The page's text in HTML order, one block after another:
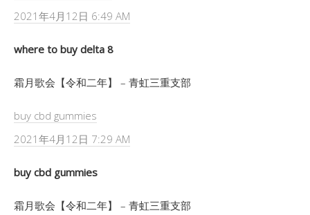
2021年4月12日 6:49 AM
where to buy delta 8
霜月歌会【令和二年】 – 青虹三重支部
buy cbd gummies
2021年4月12日 7:29 AM
buy cbd gummies
霜月歌会【令和二年】 – 青虹三重支部